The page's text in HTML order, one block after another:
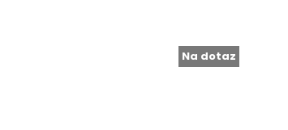
Na dotaz